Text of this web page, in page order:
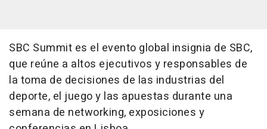
SBC Summit es el evento global insignia de SBC,
que reúne a altos ejecutivos y responsables de
la toma de decisiones de las industrias del
deporte, el juego y las apuestas durante una
semana de networking, exposiciones y